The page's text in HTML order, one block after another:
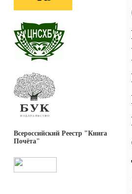
Всероссийский Реестр "Книга
Почёта"